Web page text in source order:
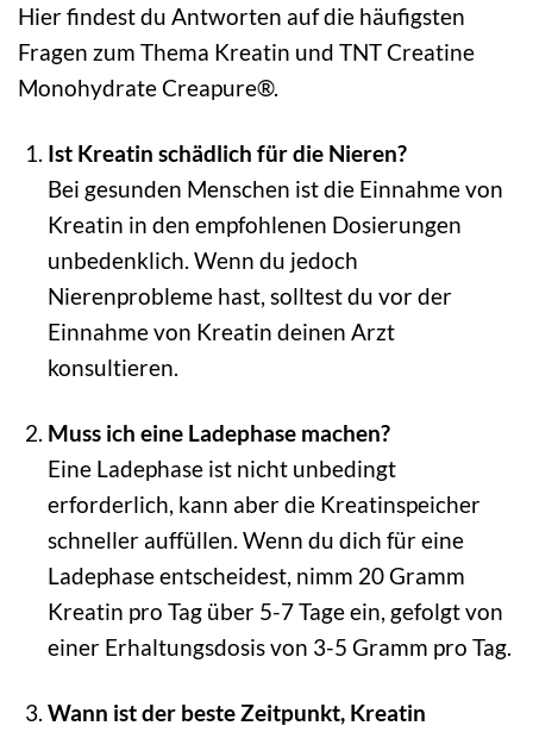
Hier findest du Antworten auf die häufigsten
Fragen zum Thema Kreatin und TNT Creatine
Monohydrate Creapure®.
Ist Kreatin schädlich für die Nieren?
Bei gesunden Menschen ist die Einnahme von
Kreatin in den empfohlenen Dosierungen
unbedenklich. Wenn du jedoch
Nierenprobleme hast, solltest du vor der
Einnahme von Kreatin deinen Arzt
konsultieren.
Muss ich eine Ladephase machen?
Eine Ladephase ist nicht unbedingt
erforderlich, kann aber die Kreatinspeicher
schneller auffüllen. Wenn du dich für eine
Ladephase entscheidest, nimm 20 Gramm
Kreatin pro Tag über 5-7 Tage ein, gefolgt von
einer Erhaltungsdosis von 3-5 Gramm pro Tag.
Wann ist der beste Zeitpunkt, Kreatin